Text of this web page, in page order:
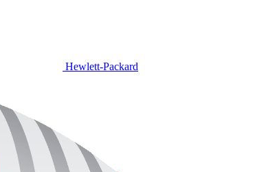
Hewlett-Packard